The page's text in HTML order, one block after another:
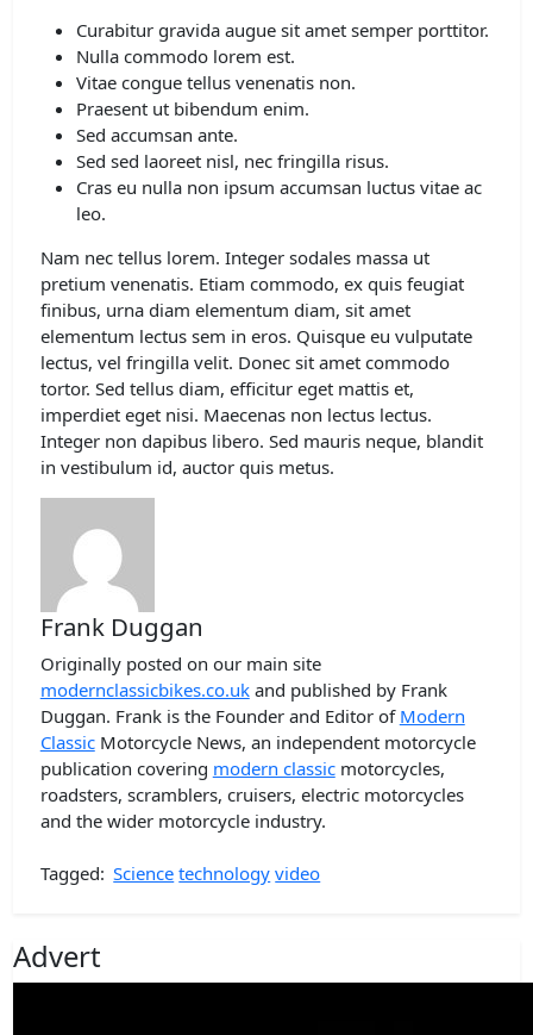
Curabitur gravida augue sit amet semper porttitor.
Nulla commodo lorem est.
Vitae congue tellus venenatis non.
Praesent ut bibendum enim.
Sed accumsan ante.
Sed sed laoreet nisl, nec fringilla risus.
Cras eu nulla non ipsum accumsan luctus vitae ac
leo.
Nam nec tellus lorem. Integer sodales massa ut
pretium venenatis. Etiam commodo, ex quis feugiat
finibus, urna diam elementum diam, sit amet
elementum lectus sem in eros. Quisque eu vulputate
lectus, vel fringilla velit. Donec sit amet commodo
tortor. Sed tellus diam, efficitur eget mattis et,
imperdiet eget nisi. Maecenas non lectus lectus.
Integer non dapibus libero. Sed mauris neque, blandit
in vestibulum id, auctor quis metus.
Frank Duggan
Originally posted on our main site
modernclassicbikes.co.ukand published by Frank
Duggan. Frank is the Founder and Editor of Modern
ClassicMotorcycle News, an independent motorcycle
publication covering modern classicmotorcycles,
roadsters, scramblers, cruisers, electric motorcycles
and the wider motorcycle industry.
Tagged: Science technology video
Advert